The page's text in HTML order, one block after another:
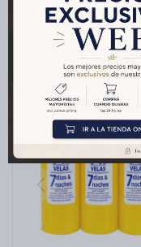
Productos